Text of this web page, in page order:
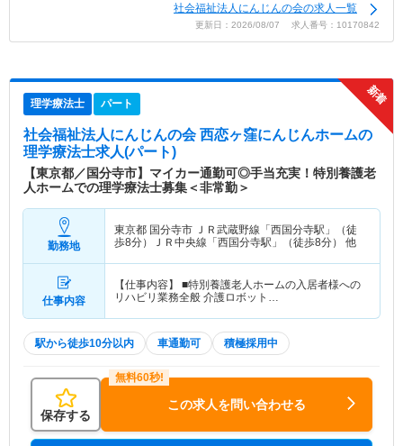
社会福祉法人にんじんの会の求人一覧
更新日：2026/08/07 求人番号：10170842
理学療法士 パート
社会福祉法人にんじんの会 西恋ヶ窪にんじんホームの
理学療法士求人(パート)
【東京都／国分寺市】マイカー通勤可◎手当充実！特別養護老
人ホームでの理学療法士募集＜非常勤＞
勤務地
東京都 国分寺市 ＪＲ武蔵野線「西国分寺駅」（徒
歩8分）ＪＲ中央線「西国分寺駅」（徒歩8分） 他
仕事内容
【仕事内容】 ■特別養護老人ホームの入居者様への
リハビリ業務全般 介護ロボット…
駅から徒歩10分以内 車通勤可 積極採用中
保存する
この求人を問い合わせる